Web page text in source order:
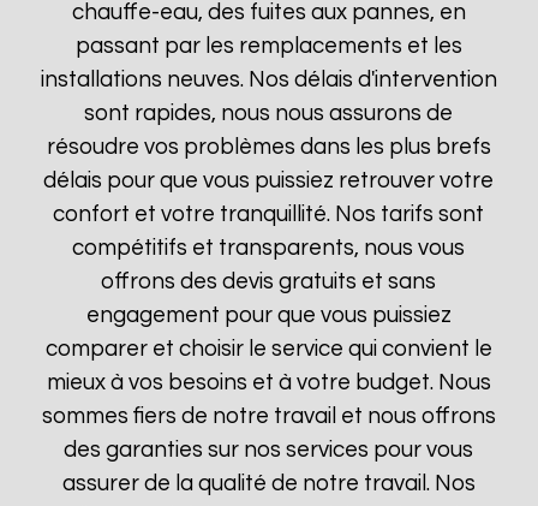
chauffe-eau, des fuites aux pannes, en
passant par les remplacements et les
installations neuves. Nos délais d'intervention
sont rapides, nous nous assurons de
résoudre vos problèmes dans les plus brefs
délais pour que vous puissiez retrouver votre
confort et votre tranquillité. Nos tarifs sont
compétitifs et transparents, nous vous
offrons des devis gratuits et sans
engagement pour que vous puissiez
comparer et choisir le service qui convient le
mieux à vos besoins et à votre budget. Nous
sommes fiers de notre travail et nous offrons
des garanties sur nos services pour vous
assurer de la qualité de notre travail. Nos